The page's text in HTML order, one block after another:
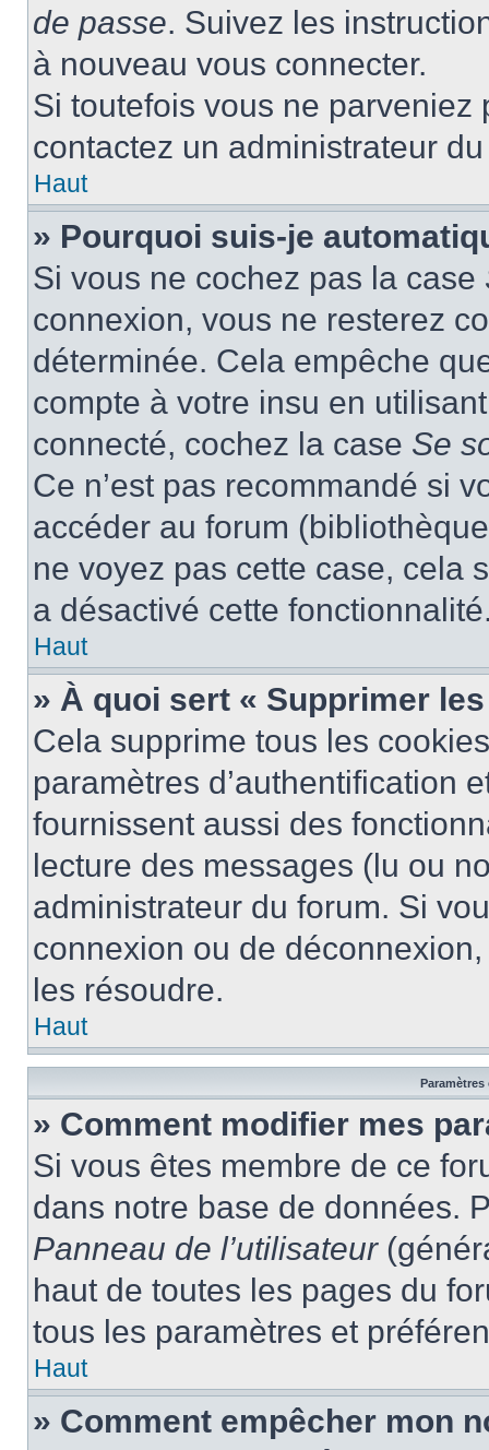
de passe. Suivez les
à nouveau vous connecter.
Si toutefois vous ne
contactez un administrateur
Haut
» Pourquoi suis-je
Si vous ne cochez pas la case
connexion, vous ne resterez
déterminée. Cela empêche
compte à votre insu en
connecté, cochez la case Se
Ce n’est pas recommandé si
accéder au forum
ne voyez pas cette case, cela
a désactivé cette
Haut
» À quoi sert « Supprimer
Cela supprime tous les
paramètres d’authentification
fournissent aussi des
lecture des messages (lu ou
administrateur du forum. Si
connexion ou de
les résoudre.
Haut
Paramètres
» Comment modifier mes
Si vous êtes membre de ce
dans notre base de données.
Panneau de l’utilisateur
haut de toutes les pages du
tous les paramètres et
Haut
» Comment empêcher mon